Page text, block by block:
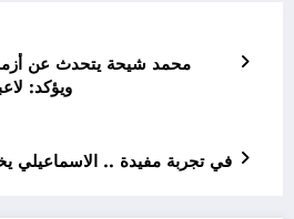
محمد شيحة يتحدث عن
ويؤكد:
في تجربة مفيدة .. الاسماعيلي